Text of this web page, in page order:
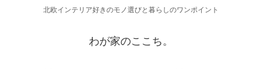
北欧インテリア好きのモノ選びと暮らしのワンポイント
わが家のここち。